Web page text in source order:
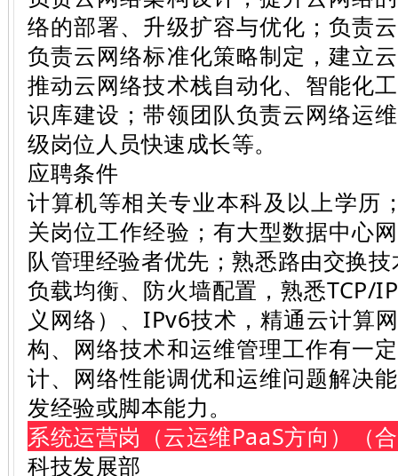
络的部署、升级扩容与优化；负责
负责云网络标准化策略制定，建立
推动云网络技术栈自动化、智能化
识库建设；带领团队负责云网络运
级岗位人员快速成长等。
应聘条件
计算机等相关专业本科及以上学历
关岗位工作经验；有大型数据中心
队管理经验者优先；熟悉路由交换
负载均衡、防火墙配置，熟悉TCP/
义网络）、IPv6技术，精通云计算
构、网络技术和运维管理工作有一
计、网络性能调优和运维问题解决
发经验或脚本能力。
系统运营岗（云运维PaaS方向）（
科技发展部